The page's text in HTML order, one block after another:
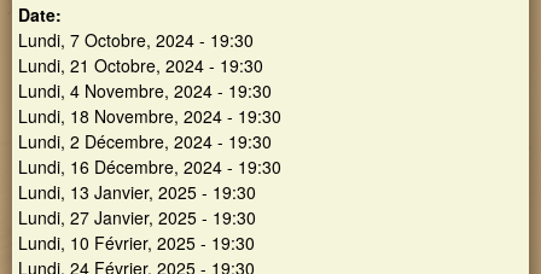
Date:
Lundi, 7 Octobre, 2024 - 19:30
Lundi, 21 Octobre, 2024 - 19:30
Lundi, 4 Novembre, 2024 - 19:30
Lundi, 18 Novembre, 2024 - 19:30
Lundi, 2 Décembre, 2024 - 19:30
Lundi, 16 Décembre, 2024 - 19:30
Lundi, 13 Janvier, 2025 - 19:30
Lundi, 27 Janvier, 2025 - 19:30
Lundi, 10 Février, 2025 - 19:30
Lundi, 24 Février, 2025 - 19:30